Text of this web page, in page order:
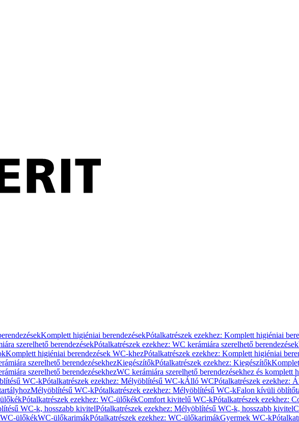
Komplett higiéniai berendezésekPótalkatrészek ezekhez: Komplett higiéniai
szerelhető berendezésekPótalkatrészek ezekhez: WC kerámiára szerelhető berendezések
Komplett higiéniai berendezések WC-khezPótalkatrészek ezekhez: Komplett higiéniai
szerelhető berendezésekhezKiegészítőkPótalkatrészek ezekhez: Kiegészítők
szerelhető berendezésekhezWC kerámiára szerelhető berendezésekhez és komplett
WC-kPótalkatrészek ezekhez: Mélyöblítésű WC-kÁlló WCPótalkatrészek ezekhez:
Mélyöblítésű WC-kPótalkatrészek ezekhez: Mélyöblítésű WC-kFalon kívüli
Pótalkatrészek ezekhez: WC-ülőkékComfort kivitelű WC-kPótalkatrészek ezekhez:
WC-k, hosszabb kivitelPótalkatrészek ezekhez: Mélyöblítésű WC-k, hosszabb kivitel
WC-ülőkékWC-ülőkarimákPótalkatrészek ezekhez: WC-ülőkarimákGyermek WC-k